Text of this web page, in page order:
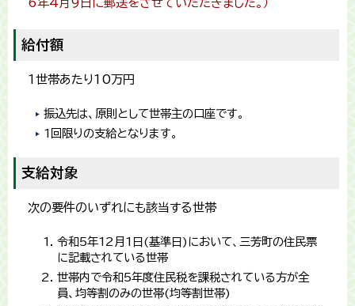
6年4月9日に郵送をさせていただきました。）
給付額
1世帯あたり10万円
振込先は、原則として世帯主の口座です。
1回限りの支給となります。
支給対象
次の要件のいずれにも該当する世帯
令和5年12月1日(基準日)において、三芳町の住民票
に記載されている世帯
世帯内で令和5年度住民税を課税されている方が全
員、均等割のみの世帯(均等割世帯)